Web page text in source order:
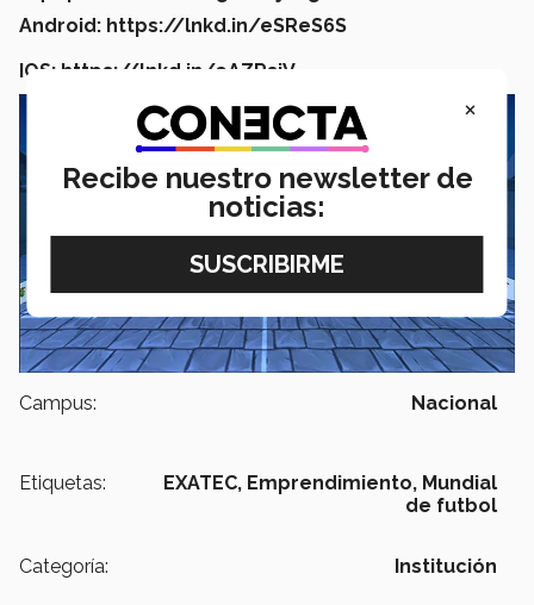
Android: https://lnkd.in/eSReS6S
IOS: https://lnkd.in/eAZRsjV
Campus: Nacional
Etiquetas: EXATEC, Emprendimiento, Mundial
de futbol
Categoría: Institución
×
Recibe nuestro newsletter de
noticias: